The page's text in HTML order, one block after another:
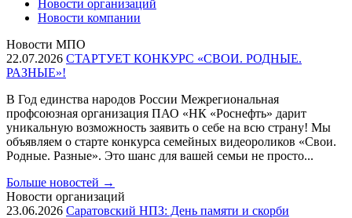
Новости организаций
Новости компании
Новости МПО
22.07.2026 СТАРТУЕТ КОНКУРС «СВОИ. РОДНЫЕ.
РАЗНЫЕ»!
В Год единства народов России Межрегиональная
профсоюзная организация ПАО «НК «Роснефть» дарит
уникальную возможность заявить о себе на всю страну! Мы
объявляем о старте конкурса семейных видеороликов «Свои.
Родные. Разные». Это шанс для вашей семьи не просто...
Больше новостей →
Новости организаций
23.06.2026 Саратовский НПЗ: День памяти и скорби